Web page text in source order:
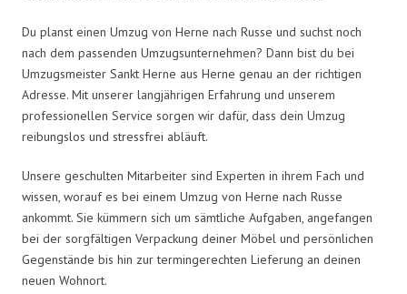
Du planst einen Umzug von Herne nach Russe und suchst noch
nach dem passenden Umzugsunternehmen? Dann bist du bei
Umzugsmeister Sankt Herne aus Herne genau an der richtigen
Adresse. Mit unserer langjährigen Erfahrung und unserem
professionellen Service sorgen wir dafür, dass dein Umzug
reibungslos und stressfrei abläuft.
Unsere geschulten Mitarbeiter sind Experten in ihrem Fach und
wissen, worauf es bei einem Umzug von Herne nach Russe
ankommt. Sie kümmern sich um sämtliche Aufgaben, angefangen
bei der sorgfältigen Verpackung deiner Möbel und persönlichen
Gegenstände bis hin zur termingerechten Lieferung an deinen
neuen Wohnort.